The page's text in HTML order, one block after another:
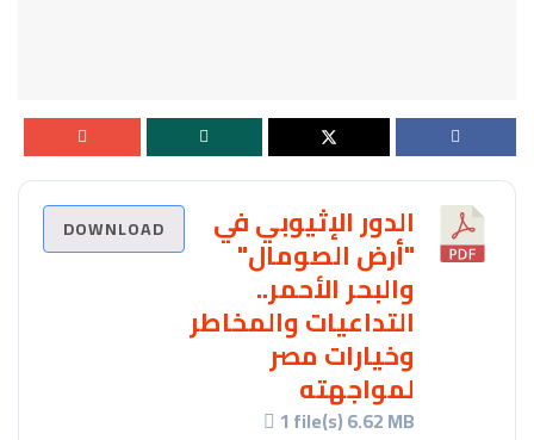
الدور الإثيوبي في
"أرض الصومال"
والبحر الأحمر..
التداعيات والمخاطر
وخيارات مصر
لمواجهته
1 file(s)6.62 MB
DOWNLOAD